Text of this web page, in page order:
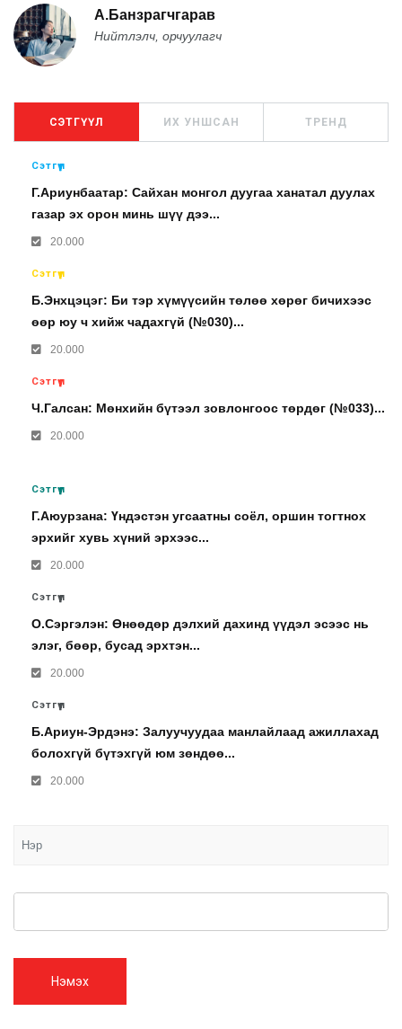
А.Банзрагчгарав
Нийтлэлч, орчуулагч
СЭТГҮҮЛ ИХ УНШСАН ТРЕНД
Сэтгүүл
Г.Ариунбаатар: Сайхан монгол дуугаа ханатал дуулах
газар эх орон минь шүү дээ...
20.000
Сэтгүүл
Б.Энхцэцэг: Би тэр хүмүүсийн төлөө хөрөг бичихээс
өөр юу ч хийж чадахгүй (№030)...
20.000
Сэтгүүл
Ч.Галсан: Мөнхийн бүтээл зовлонгоос төрдөг (№033)...
20.000
Сэтгүүл
Г.Аюурзана: Үндэстэн угсаатны соёл, оршин тогтнох
эрхийг хувь хүний эрхээс...
20.000
Сэтгүүл
О.Сэргэлэн: Өнөөдөр дэлхий дахинд үүдэл эсээс нь
элэг, бөөр, бусад эрхтэн...
20.000
Сэтгүүл
Б.Ариун-Эрдэнэ: Залуучуудаа манлайлаад ажиллахад
болохгүй бүтэхгүй юм зөндөө...
20.000
Нэмэх